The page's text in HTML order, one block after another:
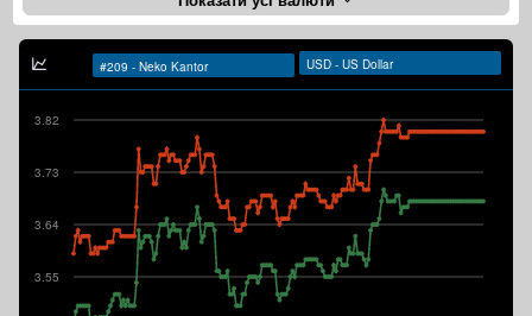
3.55
3.64
3.73
3.82